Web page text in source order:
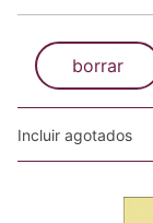
borrar
Incluir agotados